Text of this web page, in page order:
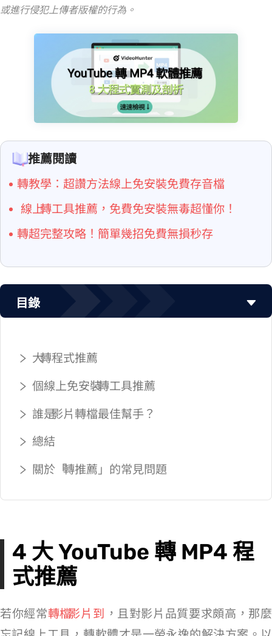
或進行侵犯上傳者版權的行為。
推薦閱讀
YouTube 轉 MP3 教學：超讚方法線上免安裝免費存音檔
線上 YouTube 轉 MP3 工具推薦，免費免安裝無毒超懂你！
YouTube 轉 M4A 超完整攻略！簡單幾招免費無損秒存
目錄
4 大 YouTube 轉 MP4 程式推薦
4 個線上免安裝 YouTube 轉 MP4 工具推薦
誰是 YouTube 影片轉檔 MP4 最佳幫手？
總結
關於「YouTube 轉 MP4 推薦」的常見問題
4 大 YouTube 轉 MP4 程
式推薦
若你經常轉檔 YouTube 影片到 MP4 ，且對影片品質要求頗高，那麼